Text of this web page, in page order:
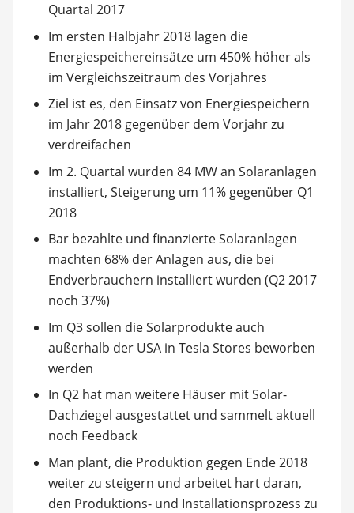
Quartal 2017
Im ersten Halbjahr 2018 lagen die
Energiespeichereinsätze um 450% höher als
im Vergleichszeitraum des Vorjahres
Ziel ist es, den Einsatz von Energiespeichern
im Jahr 2018 gegenüber dem Vorjahr zu
verdreifachen
Im 2. Quartal wurden 84 MW an Solaranlagen
installiert, Steigerung um 11% gegenüber Q1
2018
Bar bezahlte und finanzierte Solaranlagen
machten 68% der Anlagen aus, die bei
Endverbrauchern installiert wurden (Q2 2017
noch 37%)
Im Q3 sollen die Solarprodukte auch
außerhalb der USA in Tesla Stores beworben
werden
In Q2 hat man weitere Häuser mit Solar-
Dachziegel ausgestattet und sammelt aktuell
noch Feedback
Man plant, die Produktion gegen Ende 2018
weiter zu steigern und arbeitet hart daran,
den Produktions- und Installationsprozess zu